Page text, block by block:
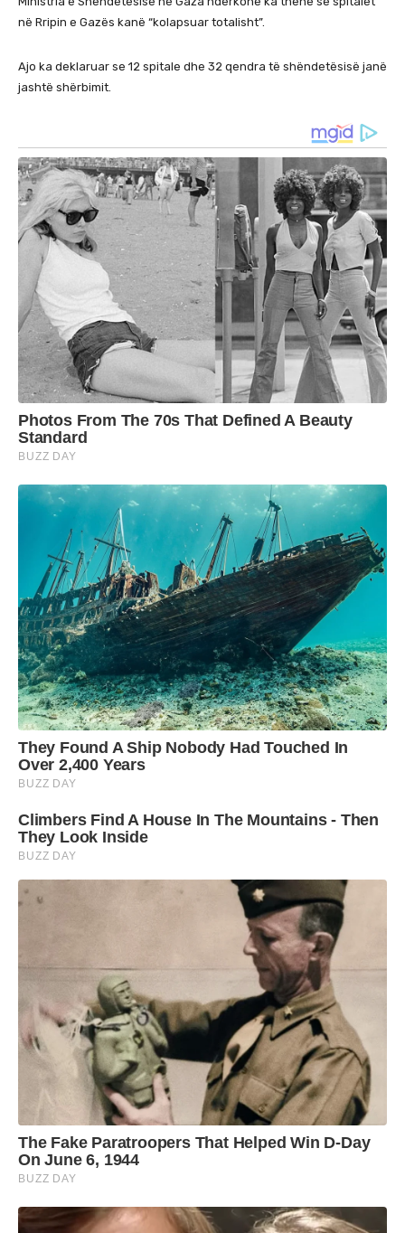
në Rripin e Gazës kanë “kolapsuar totalisht”.
Ajo ka deklaruar se 12 spitale dhe 32 qendra të shëndetësisë janë
jashtë shërbimit.